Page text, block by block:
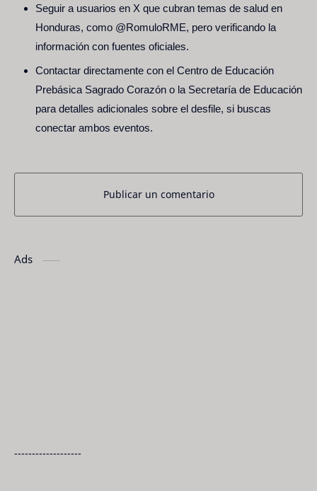
Seguir a usuarios en X que cubran temas de salud en
Honduras, como @RomuloRME, pero verificando la
información con fuentes oficiales.
Contactar directamente con el Centro de Educación
Prebásica Sagrado Corazón o la Secretaría de Educación
para detalles adicionales sobre el desfile, si buscas
conectar ambos eventos.
Publicar un comentario
Ads
-------------------